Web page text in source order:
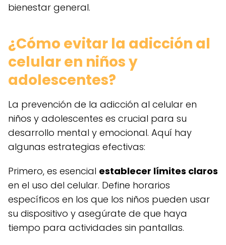
bienestar general.
¿Cómo evitar la adicción al
celular en niños y
adolescentes?
La prevención de la adicción al celular en
niños y adolescentes es crucial para su
desarrollo mental y emocional. Aquí hay
algunas estrategias efectivas:
Primero, es esencial establecer límites claros
en el uso del celular. Define horarios
específicos en los que los niños pueden usar
su dispositivo y asegúrate de que haya
tiempo para actividades sin pantallas.